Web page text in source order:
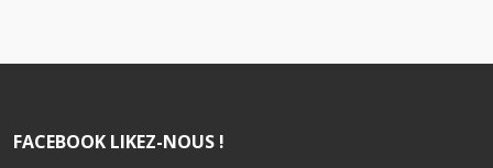
FACEBOOK LIKEZ-NOUS !